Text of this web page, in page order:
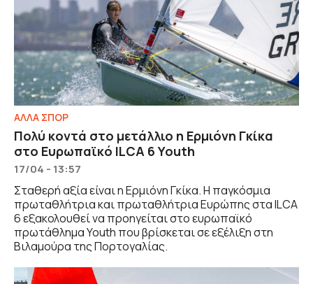
ΑΛΛΑ ΣΠΟΡ
Πολύ κοντά στο μετάλλιο η Ερμιόνη Γκίκα
στο Ευρωπαϊκό ILCA 6 Youth
17/04 - 13:57
Σταθερή αξία είναι η Ερμιόνη Γκίκα. Η παγκόσμια
πρωταθλήτρια και πρωταθλήτρια Ευρώπης στα ILCA
6 εξακολουθεί να προηγείται στο ευρωπαϊκό
πρωτάθλημα Youth που βρίσκεται σε εξέλιξη στη
Βιλαμούρα της Πορτογαλίας.